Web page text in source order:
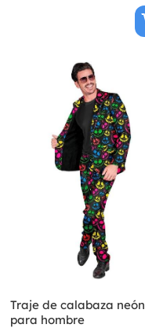
Traje de calabaza neón
para hombre